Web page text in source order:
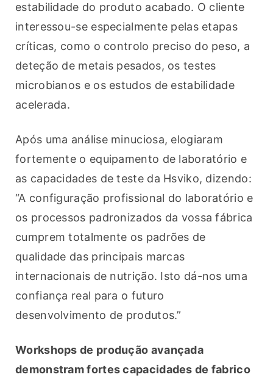
estabilidade do produto acabado. O cliente
interessou-se especialmente pelas etapas
críticas, como o controlo preciso do peso, a
deteção de metais pesados, os testes
microbianos e os estudos de estabilidade
acelerada.
Após uma análise minuciosa, elogiaram
fortemente o equipamento de laboratório e
as capacidades de teste da Hsviko, dizendo:
“A configuração profissional do laboratório e
os processos padronizados da vossa fábrica
cumprem totalmente os padrões de
qualidade das principais marcas
internacionais de nutrição. Isto dá-nos uma
confiança real para o futuro
desenvolvimento de produtos.”
Workshops de produção avançada
demonstram fortes capacidades de fabrico